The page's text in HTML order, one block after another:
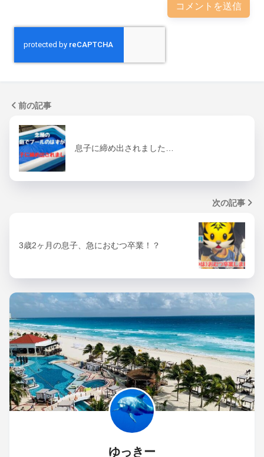
前の記事
息子に締め出されました…
次の記事
3歳2ヶ月の息子、急におむつ卒業！？
ゆっきー